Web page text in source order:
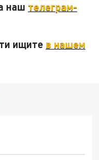
наш телеграм-
ищите в нашем